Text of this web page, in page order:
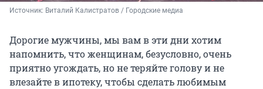
Источник: Виталий Калистратов / Городские медиа
Дорогие мужчины, мы вам в эти дни хотим
напомнить, что женщинам, безусловно, очень
приятно угождать, но не теряйте голову и не
влезайте в ипотеку, чтобы сделать любимым